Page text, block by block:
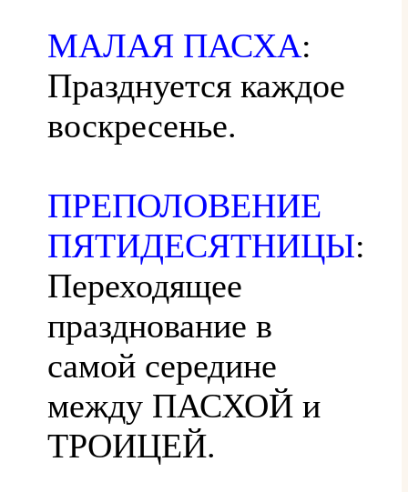
МАЛАЯ ПАСХА:
Празднуется каждое
воскресенье.
ПРЕПОЛОВЕНИЕ
ПЯТИДЕСЯТНИЦЫ:
Переходящее
празднование в
самой середине
между ПАСХОЙ и
ТРОИЦЕЙ.